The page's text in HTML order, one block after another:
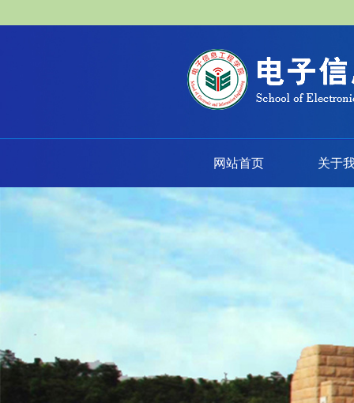
网站首页 关于